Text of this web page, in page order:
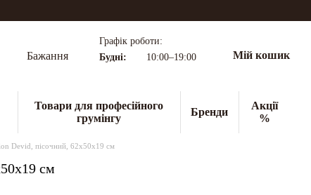
Бажання
Графік роботи:
Будні:
10:00–19:00 Мій кошик
Товари для професійного
грумінгу
Бренди
Акції
%
Devid, пісочний, 62х50х19 см
см